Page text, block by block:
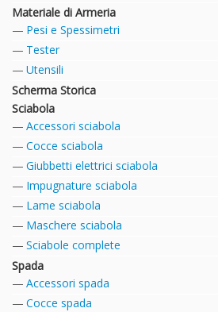
Materiale di Armeria
Pesi e Spessimetri
Tester
Utensili
Scherma Storica
Sciabola
Accessori sciabola
Cocce sciabola
Giubbetti elettrici sciabola
Impugnature sciabola
Lame sciabola
Maschere sciabola
Sciabole complete
Spada
Accessori spada
Cocce spada